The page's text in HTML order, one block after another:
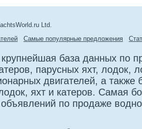
Ltd.
Самые популярные предложения
база данных по
парусных яхт, лодок,
двигателей, а также
яхт и катеров. Самая
по продаже